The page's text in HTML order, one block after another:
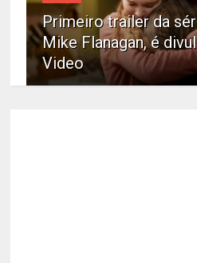
Primeiro trailer da
Mike Flanagan, é
Video